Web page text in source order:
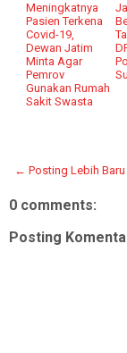
Meningkatnya
Pasien Terkena
Covid-19,
Dewan Jatim
Minta Agar
Pemrov
Gunakan Rumah
Sakit Swasta
← Posting Lebih Baru
0 comments:
Posting